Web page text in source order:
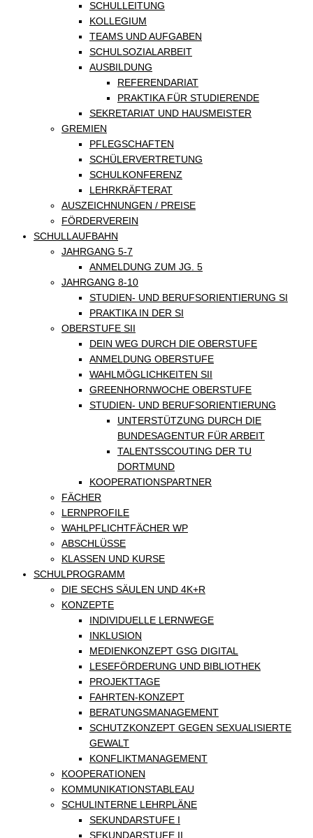
SCHULLEITUNG
KOLLEGIUM
TEAMS UND AUFGABEN
SCHULSOZIALARBEIT
AUSBILDUNG
REFERENDARIAT
PRAKTIKA FÜR STUDIERENDE
SEKRETARIAT UND HAUSMEISTER
GREMIEN
PFLEGSCHAFTEN
SCHÜLERVERTRETUNG
SCHULKONFERENZ
LEHRKRÄFTERAT
AUSZEICHNUNGEN / PREISE
FÖRDERVEREIN
SCHULLAUFBAHN
JAHRGANG 5-7
ANMELDUNG ZUM JG. 5
JAHRGANG 8-10
STUDIEN- UND BERUFSORIENTIERUNG SI
PRAKTIKA IN DER SI
OBERSTUFE SII
DEIN WEG DURCH DIE OBERSTUFE
ANMELDUNG OBERSTUFE
WAHLMÖGLICHKEITEN SII
GREENHORNWOCHE OBERSTUFE
STUDIEN- UND BERUFSORIENTIERUNG
UNTERSTÜTZUNG DURCH DIE
BUNDESAGENTUR FÜR ARBEIT
TALENTSSCOUTING DER TU
DORTMUND
KOOPERATIONSPARTNER
FÄCHER
LERNPROFILE
WAHLPFLICHTFÄCHER WP
ABSCHLÜSSE
KLASSEN UND KURSE
SCHULPROGRAMM
DIE SECHS SÄULEN UND 4K+R
KONZEPTE
INDIVIDUELLE LERNWEGE
INKLUSION
MEDIENKONZEPT GSG DIGITAL
LESEFÖRDERUNG UND BIBLIOTHEK
PROJEKTTAGE
FAHRTEN-KONZEPT
BERATUNGSMANAGEMENT
SCHUTZKONZEPT GEGEN SEXUALISIERTE
GEWALT
KONFLIKTMANAGEMENT
KOOPERATIONEN
KOMMUNIKATIONSTABLEAU
SCHULINTERNE LEHRPLÄNE
SEKUNDARSTUFE I
SEKUNDARSTUFE II